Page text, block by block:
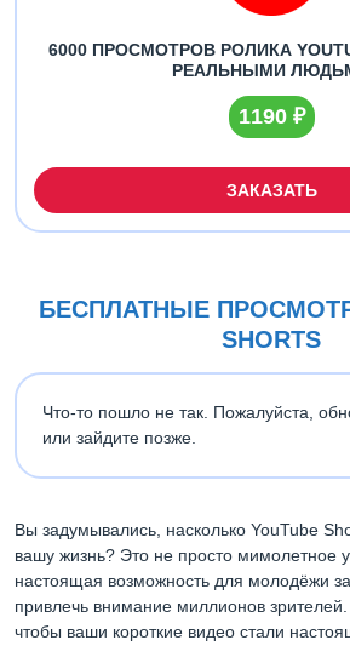
6000 ПРОСМОТРОВ РОЛИКА
РЕАЛЬНЫМИ
1190 ₽
ЗАКАЗАТЬ
БЕСПЛАТНЫЕ
SHORTS
Что-то пошло не так. Пожалуйста,
или зайдите позже.
Вы задумывались, насколько YouTube
вашу жизнь? Это не просто мимолетное
настоящая возможность для молодёжи
привлечь внимание миллионов
чтобы ваши короткие видео стали